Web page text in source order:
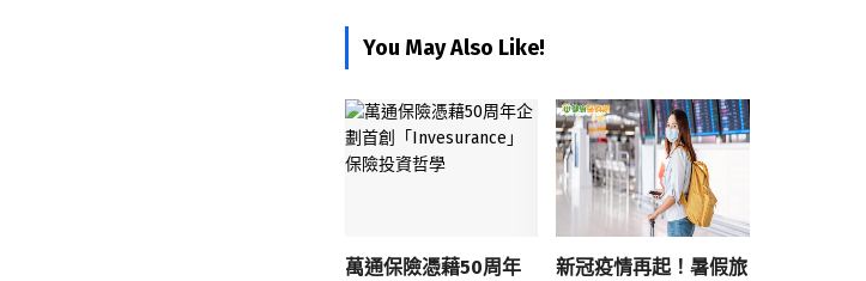
You May Also Like!
萬通保險憑藉50周年
新冠疫情再起！暑假旅